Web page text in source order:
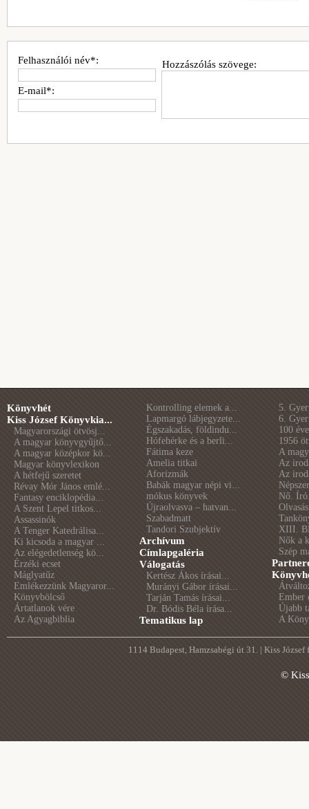
Hozzászólás szövege:
Felhasználói név*:
E-mail*:
Könyvhét
Kiss József Könyvkia...
Magyarországi ötvösj...
A magyar könyvgyűjtő...
A magyar középkor kö...
Magyar könyvlexikon
A hétfejű szeretet
Révay Mór János emlé...
Fantasy enciklopédia...
A Szent Lepel titkos...
Assassinók
A Tenger Katedrálisa...
Ki kicsoda a magyar ...
Az elégedetlenség kö...
Érzéki ecset
Máglyatűz
Emlékezzünk Magyaror...
Könyvbölcső
Ártatlanok vére
Az Agyagbiblia
Kontrolling elemek a...
Lapmargó lábjegyzete...
Égszakadás, földindu...
Hófehérke és a berli...
Fátima keze
Amelia titkai
Aforizmák
Babák magyar népi vi...
mókus könyvek
Újraolvasva – hatvan...
Szabadmatt
Tandori Szubjektív
Archívum
Címlapgaléria
Válogatás
Kertész Ákos írásai...
Murányi Gábor írásai...
Tarján Tamás írásai...
Dr. Bódis Béla írása...
Tematikus lap
5.
6.
100
1956
A
Az
Az
Nő.
XIII.
Nők a
Szép
Ember
Újabb
A
1114 Budapest, Hamzsabégi út 31. | Kiss
©